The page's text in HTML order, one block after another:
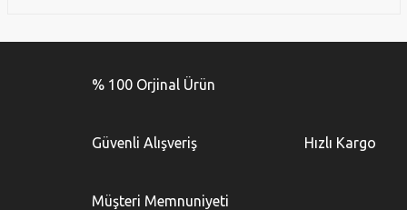
% 100 Orjinal Ürün
Güvenli Alışveriş Hızlı Kargo
Müşteri Memnuniyeti